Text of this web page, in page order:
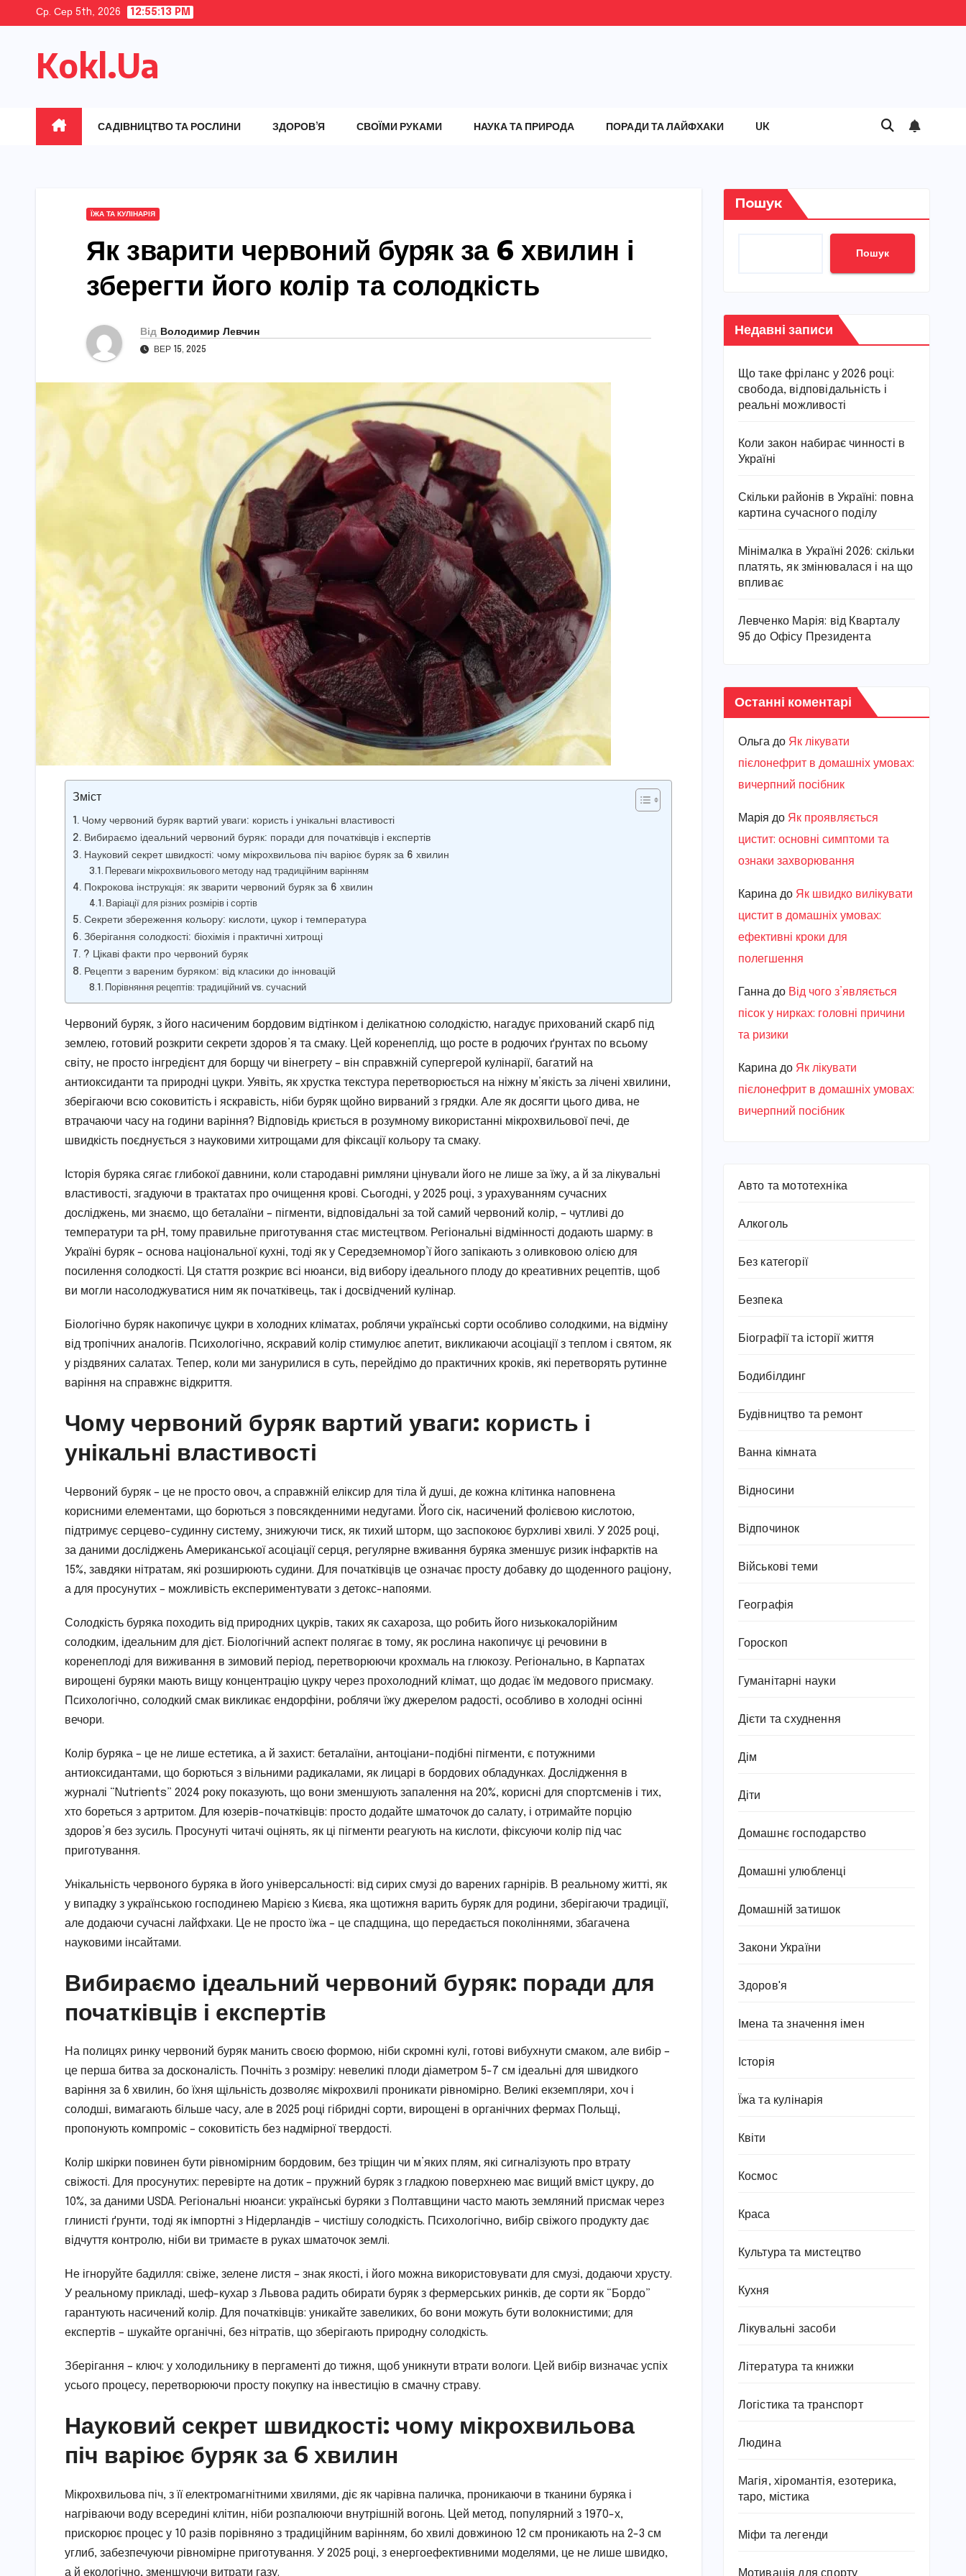
content
Ср. Сер 5th, 2026 12:55:14 PM
Kokl.Ua
САДІВНИЦТВО ТА РОСЛИНИ ЗДОРОВ’Я СВОЇМИ РУКАМИ НАУКА ТА ПРИРОДА ПОРАДИ ТА ЛАЙФХАКИ UK
ЇЖА ТА КУЛІНАРІЯ
Як зварити червоний буряк за 6 хвилин і
зберегти його колір та солодкість
Від Володимир Левчин
ВЕР 15, 2025
Зміст
Чому червоний буряк вартий уваги: користь і унікальні властивості
Вибираємо ідеальний червоний буряк: поради для початківців і експертів
Науковий секрет швидкості: чому мікрохвильова піч варіює буряк за 6 хвилин
Переваги мікрохвильового методу над традиційним варінням
Покрокова інструкція: як зварити червоний буряк за 6 хвилин
Варіації для різних розмірів і сортів
Секрети збереження кольору: кислоти, цукор і температура
Зберігання солодкості: біохімія і практичні хитрощі
? Цікаві факти про червоний буряк
Рецепти з вареним буряком: від класики до інновацій
Порівняння рецептів: традиційний vs. сучасний
Червоний буряк, з його насиченим бордовим відтінком і делікатною солодкістю, нагадує прихований скарб під
землею, готовий розкрити секрети здоров’я та смаку. Цей коренеплід, що росте в родючих ґрунтах по всьому
світу, не просто інгредієнт для борщу чи вінегрету – він справжній супергерой кулінарії, багатий на
антиоксиданти та природні цукри. Уявіть, як хрустка текстура перетворюється на ніжну м’якість за лічені хвилини,
зберігаючи всю соковитість і яскравість, ніби буряк щойно вирваний з грядки. Але як досягти цього дива, не
втрачаючи часу на години варіння? Відповідь криється в розумному використанні мікрохвильової печі, де
швидкість поєднується з науковими хитрощами для фіксації кольору та смаку.
Історія буряка сягає глибокої давнини, коли стародавні римляни цінували його не лише за їжу, а й за лікувальні
властивості, згадуючи в трактатах про очищення крові. Сьогодні, у 2025 році, з урахуванням сучасних
досліджень, ми знаємо, що беталаїни – пігменти, відповідальні за той самий червоний колір, – чутливі до
температури та pH, тому правильне приготування стає мистецтвом. Регіональні відмінності додають шарму: в
Україні буряк – основа національної кухні, тоді як у Середземномор’ї його запікають з оливковою олією для
посилення солодкості. Ця стаття розкриє всі нюанси, від вибору ідеального плоду до креативних рецептів, щоб
ви могли насолоджуватися ним як початківець, так і досвідчений кулінар.
Біологічно буряк накопичує цукри в холодних кліматах, роблячи українські сорти особливо солодкими, на відміну
від тропічних аналогів. Психологічно, яскравий колір стимулює апетит, викликаючи асоціації з теплом і святом, як
у різдвяних салатах. Тепер, коли ми занурилися в суть, перейдімо до практичних кроків, які перетворять рутинне
варіння на справжнє відкриття.
Чому червоний буряк вартий уваги: користь і
унікальні властивості
Червоний буряк – це не просто овоч, а справжній еліксир для тіла й душі, де кожна клітинка наповнена
корисними елементами, що борються з повсякденними недугами. Його сік, насичений фолієвою кислотою,
підтримує серцево-судинну систему, знижуючи тиск, як тихий шторм, що заспокоює бурхливі хвилі. У 2025 році,
за даними досліджень Американської асоціації серця, регулярне вживання буряка зменшує ризик інфарктів на
15%, завдяки нітратам, які розширюють судини. Для початківців це означає просту добавку до щоденного раціону,
а для просунутих – можливість експериментувати з детокс-напоями.
Солодкість буряка походить від природних цукрів, таких як сахароза, що робить його низькокалорійним
солодким, ідеальним для дієт. Біологічний аспект полягає в тому, як рослина накопичує ці речовини в
коренеплоді для виживання в зимовий період, перетворюючи крохмаль на глюкозу. Регіонально, в Карпатах
вирощені буряки мають вищу концентрацію цукру через прохолодний клімат, що додає їм медового присмаку.
Психологічно, солодкий смак викликає ендорфіни, роблячи їжу джерелом радості, особливо в холодні осінні
вечори.
Колір буряка – це не лише естетика, а й захист: беталаїни, антоціани-подібні пігменти, є потужними
антиоксидантами, що борються з вільними радикалами, як лицарі в бордових обладунках. Дослідження в
журналі “Nutrients” 2024 року показують, що вони зменшують запалення на 20%, корисні для спортсменів і тих,
хто бореться з артритом. Для юзерів-початківців: просто додайте шматочок до салату, і отримайте порцію
здоров’я без зусиль. Просунуті читачі оцінять, як ці пігменти реагують на кислоти, фіксуючи колір під час
приготування.
Унікальність червоного буряка в його універсальності: від сирих смузі до варених гарнірів. В реальному житті, як
у випадку з українською господинею Марією з Києва, яка щотижня варить буряк для родини, зберігаючи традиції,
але додаючи сучасні лайфхаки. Це не просто їжа – це спадщина, що передається поколіннями, збагачена
науковими інсайтами.
Вибираємо ідеальний червоний буряк: поради для
початківців і експертів
На полицях ринку червоний буряк манить своєю формою, ніби скромні кулі, готові вибухнути смаком, але вибір –
це перша битва за досконалість. Почніть з розміру: невеликі плоди діаметром 5-7 см ідеальні для швидкого
варіння за 6 хвилин, бо їхня щільність дозволяє мікрохвилі проникати рівномірно. Великі екземпляри, хоч і
солодші, вимагають більше часу, але в 2025 році гібридні сорти, вирощені в органічних фермах Польщі,
пропонують компроміс – соковитість без надмірної твердості.
Колір шкірки повинен бути рівномірним бордовим, без тріщин чи м’яких плям, які сигналізують про втрату
свіжості. Для просунутих: перевірте на дотик – пружний буряк з гладкою поверхнею має вищий вміст цукру, до
10%, за даними USDA. Регіональні нюанси: українські буряки з Полтавщини часто мають земляний присмак через
глинисті ґрунти, тоді як імпортні з Нідерландів – чистішу солодкість. Психологічно, вибір свіжого продукту дає
відчуття контролю, ніби ви тримаєте в руках шматочок землі.
Не ігноруйте бадилля: свіже, зелене листя – знак якості, і його можна використовувати для смузі, додаючи хрусту.
У реальному прикладі, шеф-кухар з Львова радить обирати буряк з фермерських ринків, де сорти як “Бордо”
гарантують насичений колір. Для початківців: уникайте завеликих, бо вони можуть бути волокнистими; для
експертів – шукайте органічні, без нітратів, що зберігають природну солодкість.
Зберігання – ключ: у холодильнику в пергаменті до тижня, щоб уникнути втрати вологи. Цей вибір визначає успіх
усього процесу, перетворюючи просту покупку на інвестицію в смачну страву.
Науковий секрет швидкості: чому мікрохвильова
піч варіює буряк за 6 хвилин
Мікрохвильова піч, з її електромагнітними хвилями, діє як чарівна паличка, проникаючи в тканини буряка і
нагріваючи воду всередині клітин, ніби розпалюючи внутрішній вогонь. Цей метод, популярний з 1970-х,
прискорює процес у 10 разів порівняно з традиційним варінням, бо хвилі довжиною 12 см проникають на 2-3 см
углиб, забезпечуючи рівномірне приготування. У 2025 році, з енергоефективними моделями, це не лише швидко,
а й екологічно, зменшуючи витрати газу.
Пошук
Пошук
Недавні записи
Що таке фріланс у 2026 році:
свобода, відповідальність і
реальні можливості
Коли закон набирає чинності в
Україні
Скільки районів в Україні: повна
картина сучасного поділу
Мінімалка в Україні 2026: скільки
платять, як змінювалася і на що
впливає
Левченко Марія: від Кварталу
95 до Офісу Президента
Останні коментарі
Ольгадо Як лікувати
пієлонефрит в домашніх умовах:
вичерпний посібник
Марiя до Як проявляється
цистит: основні симптоми та
ознаки захворювання
Каринадо Як швидко вилікувати
цистит в домашніх умовах:
ефективні кроки для
полегшення
Ганнадо Від чого з’являється
пісок у нирках: головні причини
та ризики
Каринадо Як лікувати
пієлонефрит в домашніх умовах:
вичерпний посібник
Авто та мототехніка
Алкоголь
Без категорії
Безпека
Біографії та історії життя
Бодибілдинг
Будівництво та ремонт
Ванна кімната
Відносини
Відпочинок
Військові теми
Географія
Гороскоп
Гуманітарні науки
Дієти та схуднення
Дім
Діти
Домашнє господарство
Домашні улюбленці
Домашній затишок
Закони України
Здоров'я
Імена та значення імен
Історія
Їжа та кулінарія
Квіти
Космос
Краса
Культура та мистецтво
Кухня
Лікувальні засоби
Література та книжки
Логістика та транспорт
Людина
Магія, хіромантія, езотерика,
таро, містика
Міфи та легенди
Мотивація для спорту